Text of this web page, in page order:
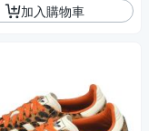
加入購物車